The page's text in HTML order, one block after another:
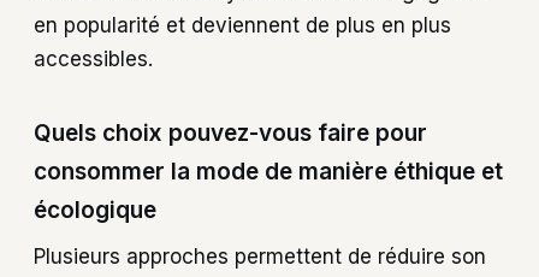
en popularité et deviennent de plus en plus
accessibles.
Quels choix pouvez-vous faire pour
consommer la mode de manière éthique et
écologique
Plusieurs approches permettent de réduire son